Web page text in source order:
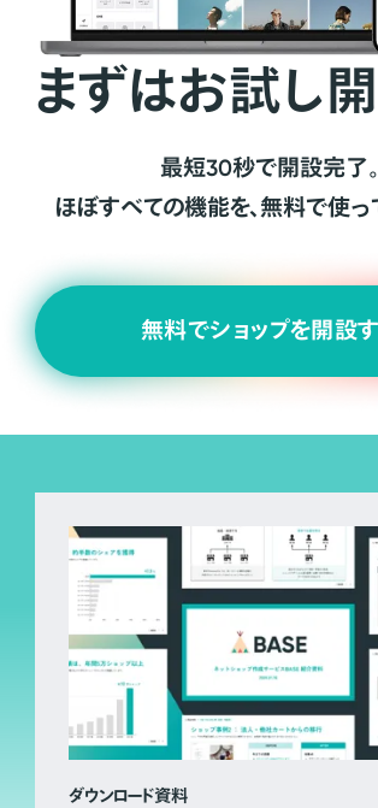
まずはお試し
最短30秒で開設完了。
ほぼすべての機能を、無料で使っ
無料でショップを開設
ダウンロード資料